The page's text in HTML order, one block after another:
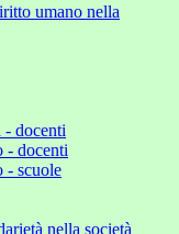
umano nella
- docenti
- docenti
- scuole
nella società